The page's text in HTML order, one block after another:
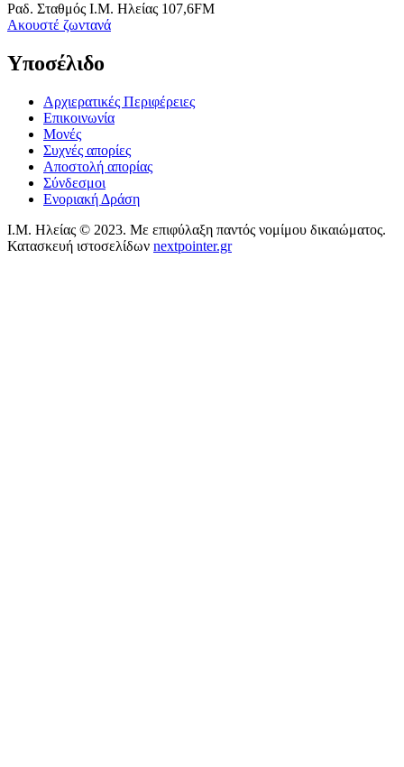
Αποστολή απορίας
Σύνδεσμοι
Κατασκευή ιστοσελίδων
nextpointer.gr